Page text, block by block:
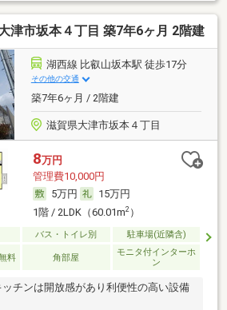
津市坂本４丁目 築7年6ヶ月 2階建
湖西線 比叡山坂本駅 徒歩17分
その他の交通
築7年6ヶ月 / 2階建
滋賀県大津市坂本４丁目
8万円
管理費10,000円
5万円
15万円
1階 / 2LDK（60.01m2）
バス・トイレ別 駐車場(近隣含)
料 角部屋
モニタ付インターホ
ン
チンは開放感があり利便性の高い設備